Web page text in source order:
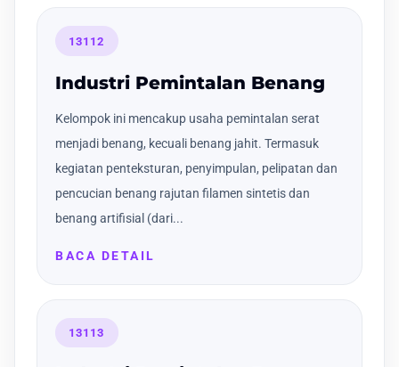
13112
Industri Pemintalan Benang
Kelompok ini mencakup usaha pemintalan serat
menjadi benang, kecuali benang jahit. Termasuk
kegiatan penteksturan, penyimpulan, pelipatan dan
pencucian benang rajutan filamen sintetis dan
benang artifisial (dari...
BACA DETAIL
13113